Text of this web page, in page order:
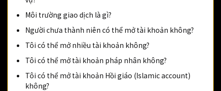
Môi trường giao dịch là gì?
Người chưa thành niên có thể mở tài khoản không?
Tôi có thể mở nhiều tài khoản không?
Tôi có thể mở tài khoản pháp nhân không?
Tôi có thể mở tài khoản Hồi giáo (Islamic account)
không?